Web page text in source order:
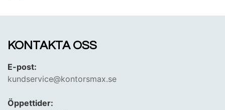
KONTAKTA OSS
E-post:
kundservice@kontorsmax.se
Öppettider: